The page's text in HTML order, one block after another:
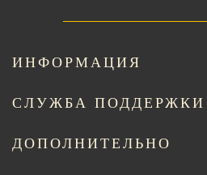
ИНФОРМАЦИЯ
СЛУЖБА ПОДДЕРЖКИ
ДОПОЛНИТЕЛЬНО